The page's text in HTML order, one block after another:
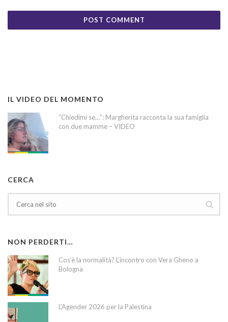
IL VIDEO DEL MOMENTO
“Chiedimi se…”: Margherita racconta la sua famiglia
con due mamme – VIDEO
CERCA
NON PERDERTI…
Cos’è la normalità? L’incontro con Vera Gheno a
Bologna
L’Agender 2026 per la Palestina